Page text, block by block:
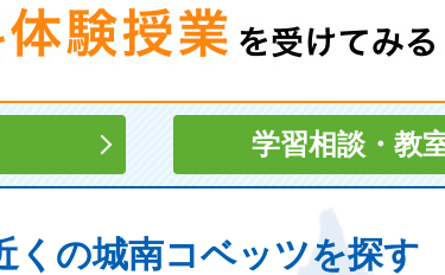
学習相談・ 教
くの城南コベッツを探す